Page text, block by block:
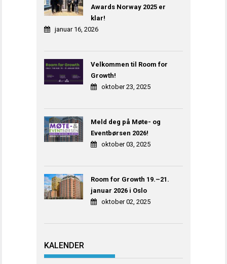
Awards Norway 2025 er
klar!
januar 16, 2026
Velkommen til Room for
Growth!
oktober 23, 2025
Meld deg på Møte- og
Eventbørsen 2026!
oktober 03, 2025
Room for Growth 19.–21.
januar 2026 i Oslo
oktober 02, 2025
KALENDER